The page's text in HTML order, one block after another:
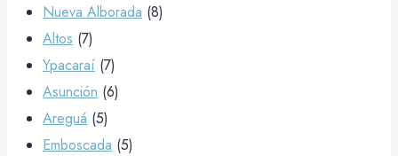
Nueva Alborada (8)
Altos (7)
Ypacaraí (7)
Asunción (6)
Areguá (5)
Emboscada (5)